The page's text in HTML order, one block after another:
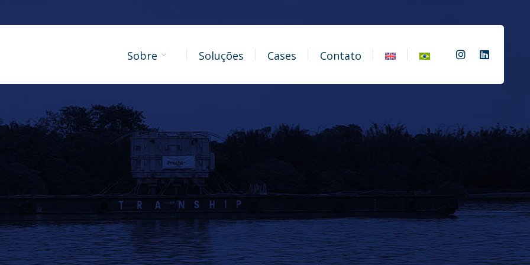
Sobre Soluções Cases Contato